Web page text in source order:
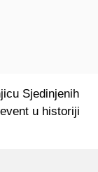
Sjedinjenih
u historiji